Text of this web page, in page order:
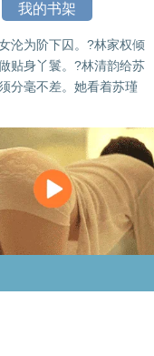
我的书架
沦为阶下囚。?林家权倾
贴身丫鬟。?林清韵给苏
分毫不差。她看着苏瑾